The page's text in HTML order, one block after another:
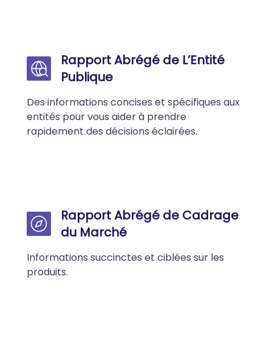
Rapport Abrégé de L’Entité
Publique
Des informations concises et spécifiques aux
entités pour vous aider à prendre
rapidement des décisions éclairées.
Rapport Abrégé de Cadrage
du Marché
Informations succinctes et ciblées sur les
produits.